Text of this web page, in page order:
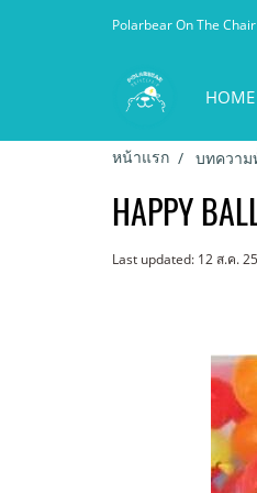
Polarbear On The
HOME
หน้าแรก บทความ
HAPPY
Last updated: 12 ส.ค.